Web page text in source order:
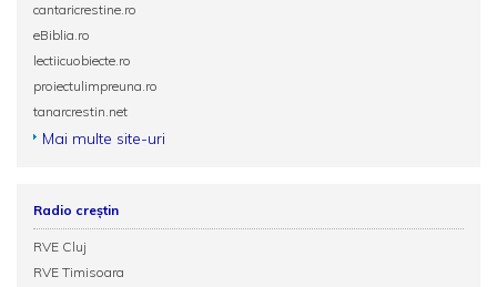
cantaricrestine.ro
eBiblia.ro
lectiicuobiecte.ro
proiectulimpreuna.ro
tanarcrestin.net
Mai multe site-uri
Radio creștin
RVE Cluj
RVE Timisoara